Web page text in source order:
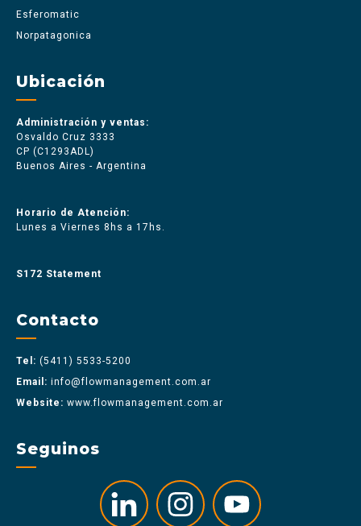
Esferomatic
Norpatagonica
Ubicación
Administración y ventas:
Osvaldo Cruz 3333
CP (C1293ADL)
Buenos Aires - Argentina
Horario de Atención:
Lunes a Viernes 8hs a 17hs.
S172 Statement
Contacto
Tel: (5411) 5533-5200
Email: info@flowmanagement.com.ar
Website: www.flowmanagement.com.ar
Seguinos